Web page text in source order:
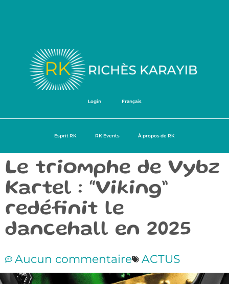
Login Français
Esprit RK RK Events À propos de RK
Le triomphe de Vybz
Kartel : “Viking”
redéfinit le
dancehall en 2025
Aucun commentaire ACTUS